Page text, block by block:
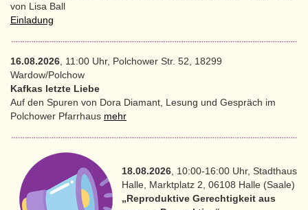
von Lisa Ball
Einladung
16.08.2026 , 11:00 Uhr, Polchower Str. 52, 18299
Wardow/Polchow
Kafkas letzte Liebe
Auf den Spuren von Dora Diamant, Lesung und Gespräch im
Polchower Pfarrhaus mehr
18.08.2026 , 10:00-16:00 Uhr, Stadthaus
Halle, Marktplatz 2, 06108 Halle (Saale)
„Reproduktive Gerechtigkeit aus